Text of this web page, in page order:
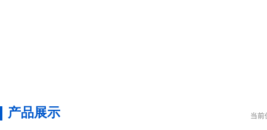
当前
产品展示